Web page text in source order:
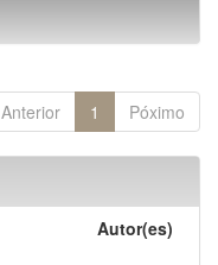
Anterior 1 Póximo
Autor(es)